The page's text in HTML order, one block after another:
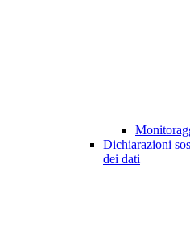
Dichiarazioni
dei dati